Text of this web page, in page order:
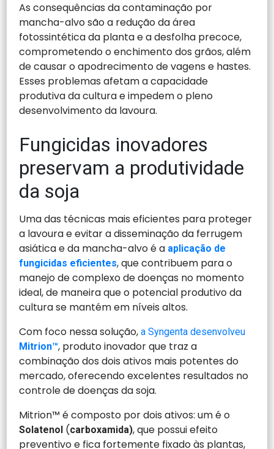
As consequências da contaminação por
mancha-alvo são a redução da área
fotossintética da planta e a desfolha precoce,
comprometendo o enchimento dos grãos, além
de causar o apodrecimento de vagens e hastes.
Esses problemas afetam a capacidade
produtiva da cultura e impedem o pleno
desenvolvimento da lavoura.
Fungicidas inovadores
preservam a produtividade
da soja
Uma das técnicas mais eficientes para proteger
a lavoura e evitar a disseminação da ferrugem
asiática e da mancha-alvo é a aplicação de
fungicidas eficientes, que contribuem para o
manejo de complexo de doenças no momento
ideal, de maneira que o potencial produtivo da
cultura se mantém em níveis altos.
Com foco nessa solução,a Syngenta desenvolveu
Mitrion™, produto inovador que traz a
combinação dos dois ativos mais potentes do
mercado, oferecendo excelentes resultados no
controle de doenças da soja.
Mitrion™ é composto por dois ativos: um é o
Solatenol (carboxamida), que possui efeito
preventivo e fica fortemente fixado às plantas,